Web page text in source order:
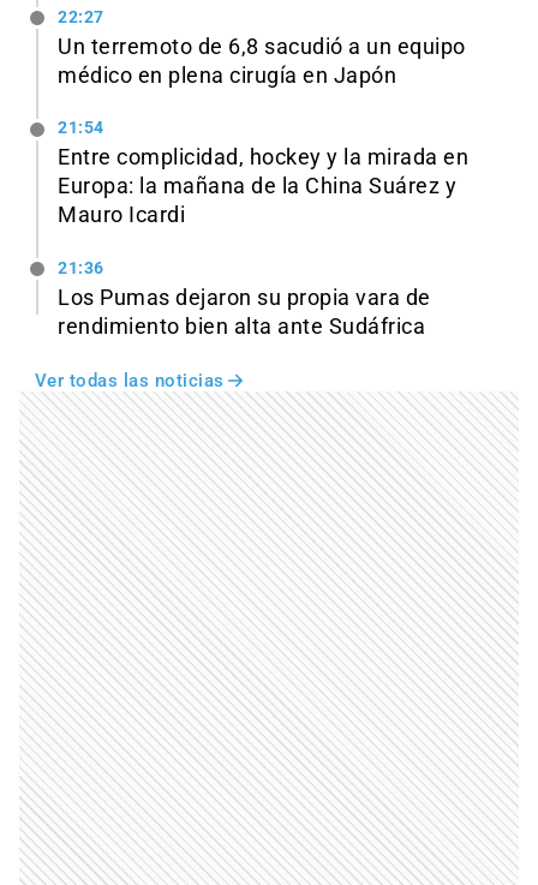
22:27
Un terremoto de 6,8 sacudió a un equipo
médico en plena cirugía en Japón
21:54
Entre complicidad, hockey y la mirada en
Europa: la mañana de la China Suárez y
Mauro Icardi
21:36
Los Pumas dejaron su propia vara de
rendimiento bien alta ante Sudáfrica
Ver todas las noticias